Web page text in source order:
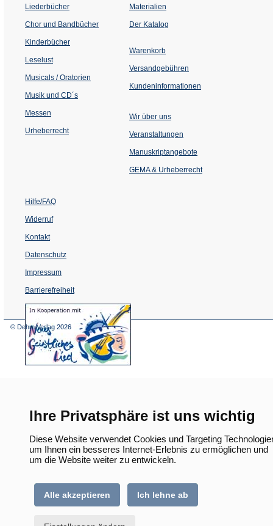
Ihre Privatsphäre ist uns wichtig
Diese Website verwendet Cookies und Targeting
um Ihnen ein besseres Internet-Erlebnis zu ermöglichen und
um die Website weiter zu entwickeln.
Alle akzeptieren Ich lehne ab
Liederbücher
Chor und Bandbücher
Kinderbücher
Leselust
Musicals / Oratorien
Musik und CD´s
Messen
Urheberrecht
Materialien
Der Katalog
Warenkorb
Versandgebühren
Kundeninformationen
Wir über uns
Veranstaltungen
einem
Tab)
Manuskriptangebote
GEMA & Urheberrecht
Hilfe/FAQ
Widerruf
Kontakt
Datenschutz
Impressum
Barrierefreiheit
(Öffnet
in
© Dehm Verlag 2026